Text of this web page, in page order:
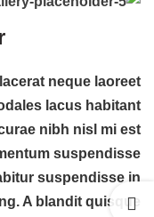
neque laoreet
lacus habitant
nibh nisl mi est
suspendisse
suspendisse in
A blandit quisque